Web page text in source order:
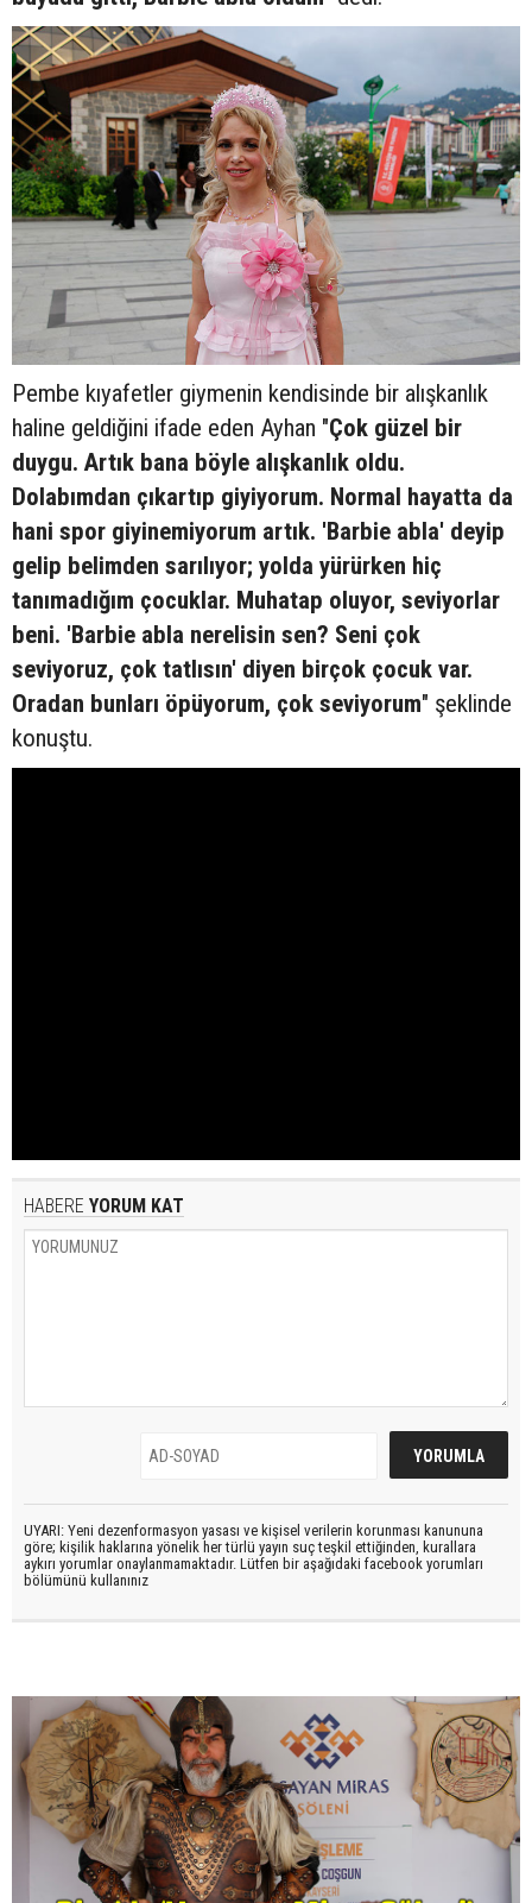
Pembe kıyafetler giymenin kendisinde bir alışkanlık
haline geldiğini ifade eden Ayhan "Çok güzel bir
duygu. Artık bana böyle alışkanlık oldu.
Dolabımdan çıkartıp giyiyorum. Normal hayatta da
hani spor giyinemiyorum artık. 'Barbie abla' deyip
gelip belimden sarılıyor; yolda yürürken hiç
tanımadığım çocuklar. Muhatap oluyor, seviyorlar
beni. 'Barbie abla nerelisin sen? Seni çok
seviyoruz, çok tatlısın' diyen birçok çocuk var.
Oradan bunları öpüyorum, çok seviyorum" şeklinde
konuştu.
HABERE YORUM KAT
UYARI: Yeni dezenformasyon yasası ve kişisel verilerin korunması kanununa
göre; kişilik haklarına yönelik her türlü yayın suç teşkil ettiğinden, kurallara
aykırı yorumlar onaylanmamaktadır. Lütfen bir aşağıdaki facebook yorumları
bölümünü kullanınız